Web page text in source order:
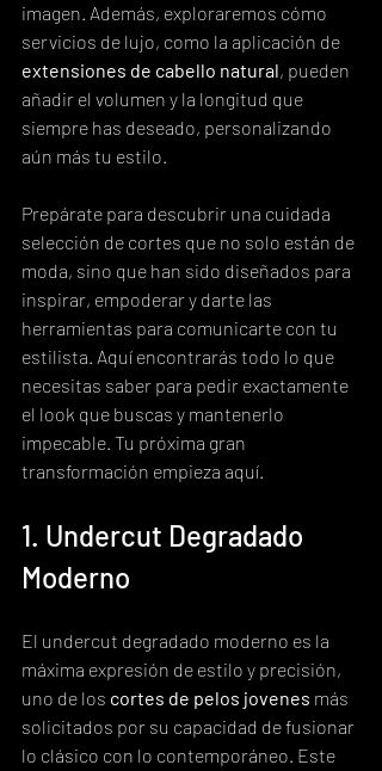
imagen. Además, exploraremos cómo
servicios de lujo, como la aplicación de
extensiones de cabello natural, pueden
añadir el volumen y la longitud que
siempre has deseado, personalizando
aún más tu estilo.
Prepárate para descubrir una cuidada
selección de cortes que no solo están de
moda, sino que han sido diseñados para
inspirar, empoderar y darte las
herramientas para comunicarte con tu
estilista. Aquí encontrarás todo lo que
necesitas saber para pedir exactamente
el look que buscas y mantenerlo
impecable. Tu próxima gran
transformación empieza aquí.
1. Undercut Degradado
Moderno
El undercut degradado moderno es la
máxima expresión de estilo y precisión,
uno de los cortes de pelos jovenes más
solicitados por su capacidad de fusionar
lo clásico con lo contemporáneo. Este